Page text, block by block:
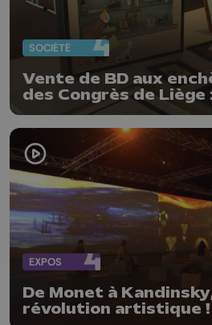
SOCIÉTÉ
Vente de BD aux
des Congrès de Liège
euros récoltés
EXPOS
De Monet à
révolution artistique !